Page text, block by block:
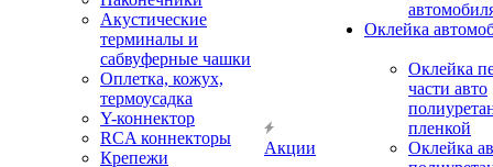
Акустические
терминалы и
сабвуферные чашки
Оплетка, кожух,
термоусадка
Y-коннектор
RCA коннекторы
Крепежи
Акции
Оклейка
Оклейка
части авто
пленкой
Оклейка